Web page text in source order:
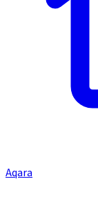
Aqara